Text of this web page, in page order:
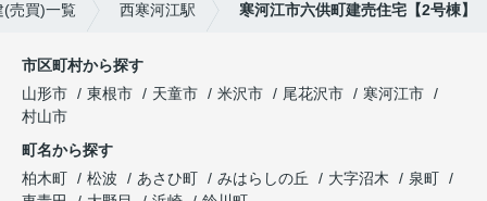
(売買)一覧 西寒河江駅 寒河江市六供町建売住宅【2号棟】
市区町村から探す
山形市
東根市 天童市 米沢市 尾花沢市
寒河江市
村山市
町名から探す
柏木町
松波 あさひ町 みはらしの丘 大字沼木
泉町